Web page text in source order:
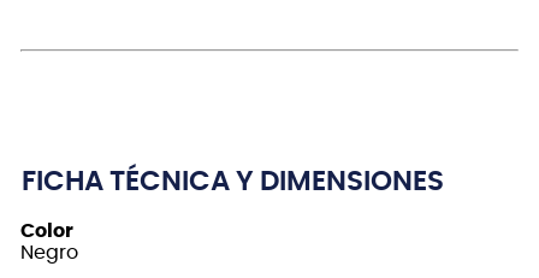
FICHA TÉCNICA Y DIMENSIONES
Color
Negro